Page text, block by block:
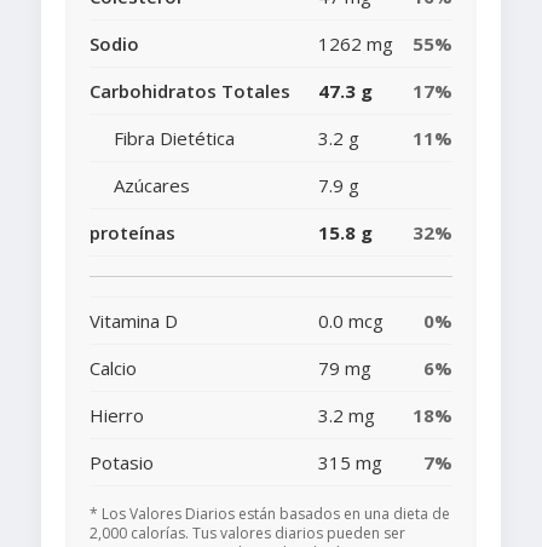
Sodio
1262 mg
55%
Carbohidratos Totales
47.3 g
17%
Fibra Dietética
3.2 g
11%
Azúcares
7.9 g
proteínas
15.8 g 32%
Vitamina D 0.0 mcg
0%
Calcio
79 mg
6%
Hierro
3.2 mg
18%
Potasio
315 mg 7%
* Los Valores Diarios están basados en una dieta de
2,000 calorías. Tus valores diarios pueden ser